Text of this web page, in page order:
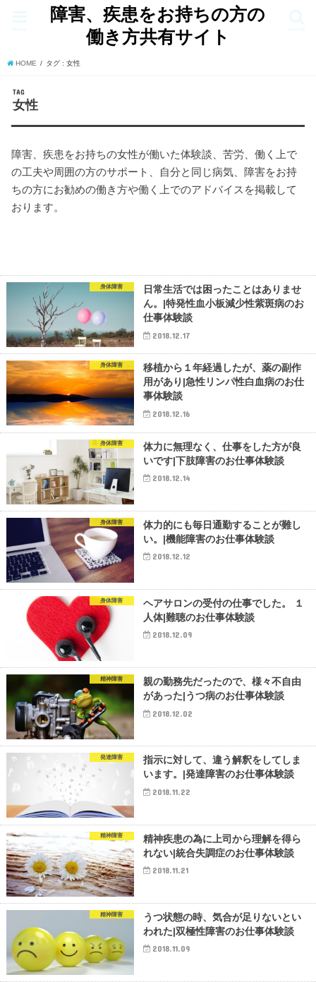
障害、疾患をお持ちの方の
働き方共有サイト
HOME タグ : 女性
TAG
女性
障害、疾患をお持ちの女性が働いた体験談、苦労、働く上で
の工夫や周囲の方のサポート、自分と同じ病気、障害をお持
ちの方にお勧めの働き方や働く上でのアドバイスを掲載して
おります。
身体障害
日常生活では困ったことはありませ
ん。|特発性血小板減少性紫斑病のお
仕事体験談
2018.12.17
身体障害
移植から１年経過したが、薬の副作
用があり|急性リンパ性白血病のお仕
事体験談
2018.12.16
身体障害
体力に無理なく、仕事をした方が良
いです|下肢障害のお仕事体験談
2018.12.14
身体障害
体力的にも毎日通勤することが難し
い。|機能障害のお仕事体験談
2018.12.12
身体障害
ヘアサロンの受付の仕事でした。 １
人体|難聴のお仕事体験談
2018.12.09
精神障害
親の勤務先だったので、様々不自由
があった|うつ病のお仕事体験談
2018.12.02
発達障害
指示に対して、違う解釈をしてしま
います。|発達障害のお仕事体験談
2018.11.22
精神障害
精神疾患の為に上司から理解を得ら
れない|統合失調症のお仕事体験談
2018.11.21
精神障害
うつ状態の時、気合が足りないとい
われた|双極性障害のお仕事体験談
2018.11.09